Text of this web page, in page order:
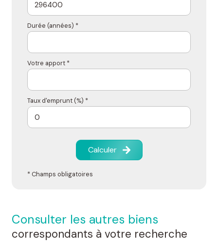
Durée (années) *
Votre apport *
Taux d'emprunt (%) *
Calculer
* Champs obligatoires
consulter les autres biens
correspondants à votre recherche